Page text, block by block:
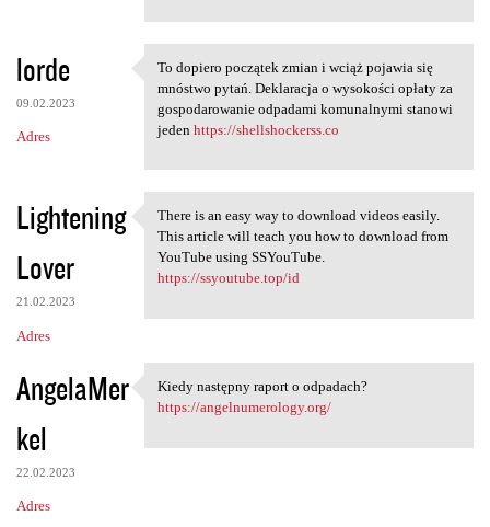
lorde
09.02.2023
Adres
To dopiero początek zmian i
To dopiero początek zmian i wciąż pojawia się
mnóstwo pytań. Deklaracja o wysokości opłaty za
gospodarowanie odpadami komunalnymi stanowi
jeden https://shellshockerss.co
Lightening
Lover
21.02.2023
Adres
There is an easy way to
There is an easy way to download videos easily.
This article will teach you how to download from
YouTube using SSYouTube.
https://ssyoutube.top/id
AngelaMer
kel
22.02.2023
Adres
Kiedy następny raport o
Kiedy następny raport o odpadach?
https://angelnumerology.org/